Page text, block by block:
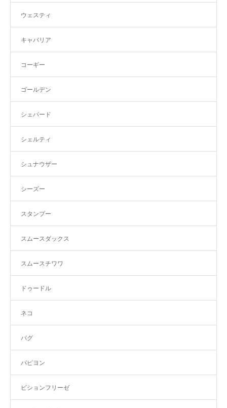
ウェスティ
キャバリア
コーギー
ゴールデン
シェパード
シェルティ
シュナウザー
シーズー
スタンプー
スムースダックス
スムースチワワ
ドゥードル
ネコ
パグ
パピヨン
ビションフリーゼ